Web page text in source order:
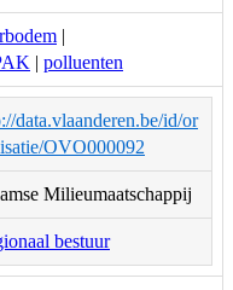
|
| polluenten
data.vlaanderen.be/id/or
OVO000092
Milieumaatschappij
bestuur